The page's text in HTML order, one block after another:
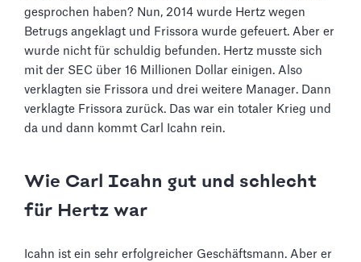
gesprochen haben? Nun, 2014 wurde Hertz wegen
Betrugs angeklagt und Frissora wurde gefeuert. Aber er
wurde nicht für schuldig befunden. Hertz musste sich
mit der SEC über 16 Millionen Dollar einigen. Also
verklagten sie Frissora und drei weitere Manager. Dann
verklagte Frissora zurück. Das war ein totaler Krieg und
da und dann kommt Carl Icahn rein.
Wie Carl Icahn gut und schlecht
für Hertz war
Icahn ist ein sehr erfolgreicher Geschäftsmann. Aber er